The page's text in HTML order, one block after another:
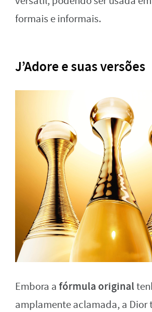
formais e informais.
J’Adore e suas versões
Embora a fórmula original
amplamente aclamada, a Dior